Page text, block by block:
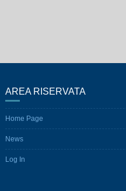
AREA RISERVATA
Home Page
News
Log In